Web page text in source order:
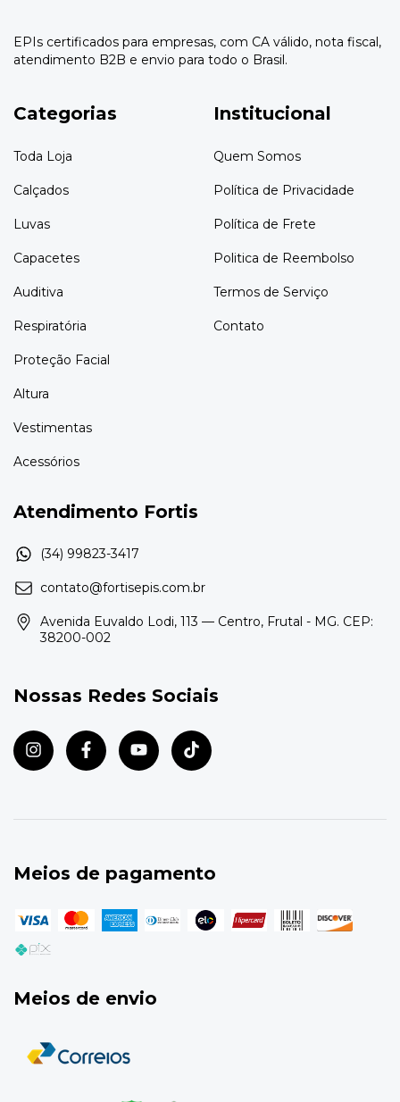
EPIs certificados para empresas, com CA válido, nota fiscal,
atendimento B2B e envio para todo o Brasil.
Categorias
Toda Loja
Calçados
Luvas
Capacetes
Auditiva
Respiratória
Proteção Facial
Altura
Vestimentas
Acessórios
Institucional
Quem Somos
Política de Privacidade
Política de Frete
Politica de Reembolso
Termos de Serviço
Contato
Atendimento Fortis
contato@fortisepis.com.br
Avenida Euvaldo Lodi, 113 — Centro, Frutal - MG. CEP:
38200-002
Nossas Redes Sociais
Meios de pagamento
Meios de envio